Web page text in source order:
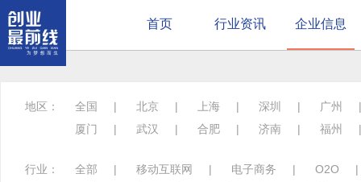
首页 行业资讯 企业信息
地区： 全国 | 北京 | 上海 | 深圳 | 广州
厦门
| 武汉 | 合肥 | 济南 | 福州
行业： 全部 | 移动互联网 | 电子商务 | O2O
|